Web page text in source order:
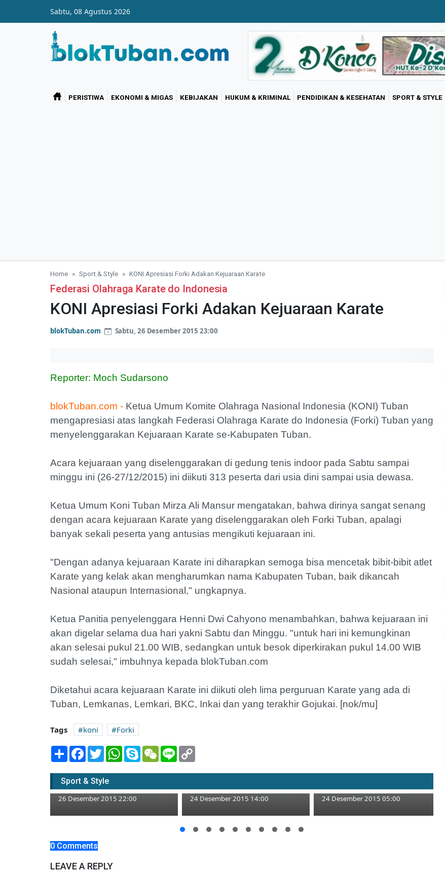
Sabtu, 08 Agustus 2026
PERISTIWA EKONOMI & MIGAS KEBIJAKAN HUKUM & KRIMINAL PENDIDIKAN & KESEHATAN SPORT & STYLE
Home Sport & Style KONI Apresiasi Forki Adakan Kejuaraan Karate
Federasi Olahraga Karate do Indonesia
KONI Apresiasi Forki Adakan Kejuaraan Karate
blokTuban.com Sabtu, 26 Desember 2015 23:00
Reporter: Moch Sudarsono
blokTuban.com - Ketua Umum Komite Olahraga Nasional Indonesia (KONI) Tuban
mengapresiasi atas langkah Federasi Olahraga Karate do Indonesia (Forki) Tuban yang
menyelenggarakan Kejuaraan Karate se-Kabupaten Tuban.
Acara kejuaraan yang diselenggarakan di gedung tenis indoor pada Sabtu sampai
minggu ini (26-27/12/2015) ini diikuti 313 peserta dari usia dini sampai usia dewasa.
Ketua Umum Koni Tuban Mirza Ali Mansur mengatakan, bahwa dirinya sangat senang
dengan acara kejuaraan Karate yang diselenggarakan oleh Forki Tuban, apalagi
banyak sekali peserta yang antusias mengikuti kejuaraan ini.
"Dengan adanya kejuaraan Karate ini diharapkan semoga bisa mencetak bibit-bibit atlet
Karate yang kelak akan mengharumkan nama Kabupaten Tuban, baik dikancah
Nasional ataupun Internasional," ungkapnya.
Ketua Panitia penyelenggara Henni Dwi Cahyono menambahkan, bahwa kejuaraan ini
akan digelar selama dua hari yakni Sabtu dan Minggu. "untuk hari ini kemungkinan
akan selesai pukul 21.00 WIB, sedangkan untuk besok diperkirakan pukul 14.00 WIB
sudah selesai," imbuhnya kepada blokTuban.com
Diketahui acara kejuaraan Karate ini diikuti oleh lima perguruan Karate yang ada di
Tuban, Lemkanas, Lemkari, BKC, Inkai dan yang terakhir Gojukai. [nok/mu]
Tags koni
Forki
Share Facebook
TwitterWhatsApp
SkypeWeChatLine
Sport & Style
Forki Tuban Adakan
Kejuaraan Karate
26 Desember 2015 22:00
Ronggomania Harus Jadi
24 Desember 2015 14:00
Musorkablub Koni juga
24 Desember 2015 05:00
0 Comments
LEAVE A REPLY